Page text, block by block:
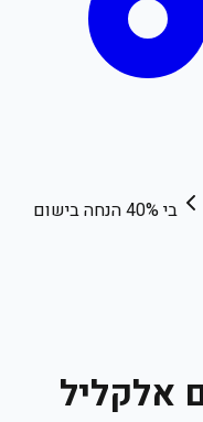
בי 40% הנחה בישום